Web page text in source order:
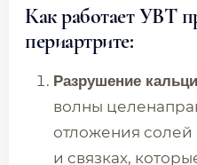
Как работает УВТ
периартрите:
Разрушение
волны
отложения солей
и связках,